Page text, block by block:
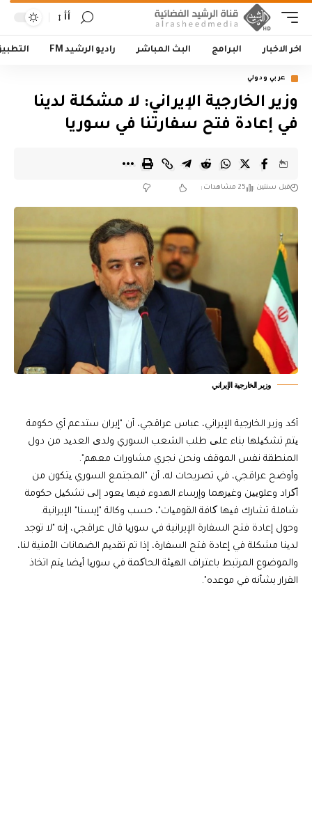
أأ
اخر الاخبار البرامج البث المباشر راديو الرشيد FM
عربي ودولي
وزير الخارجية الإيراني: لا مشكلة لدينا
في إعادة فتح سفارتنا في سوريا
قبل سنتين 25 مشاهدات
وزير الخارجية الإيراني
أكد وزير الخارجية الإيراني، عباس عراقجي، أن "إيران ستدعم أي حكومة
یتم تشكیلها بناء علی طلب الشعب السوري ولدی العدید من دول
المنطقة نفس الموقف ونحن نجري مشاورات معهم".
وأوضح عراقجي، في تصريحات له، أن "المجتمع السوري یتكون من
أکراد وعلویین وغیرهما وإرساء الهدوء فيها یعود إلی تشكیل حكومة
شاملة تشارك فیها کافة القومیات"، حسب وكالة "إيسنا" الإيرانية.
وحول إعادة فتح السفارة الإيرانية في سوریا قال عراقجي، إنه "لا توجد
لدینا مشكلة في إعادة فتح السفارة، إذا تم تقدیم الضمانات الأمنية لنا،
والموضوع المرتبط باعتراف الهیئة الحاکمة في سوریا أیضا یتم اتخاذ
القرار بشأنه في موعده".